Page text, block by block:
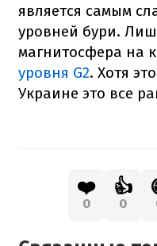
является самым
уровней бури.
магнитосфера на
уровня G2. Хотя
Украине это все
❤️
0
👍
0